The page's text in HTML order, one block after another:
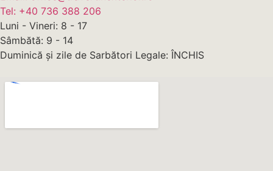
Tel: +40 736 388 206
Luni - Vineri: 8 - 17
Sâmbătă: 9 - 14
Duminică și zile de Sarbători Legale: ÎNCHIS